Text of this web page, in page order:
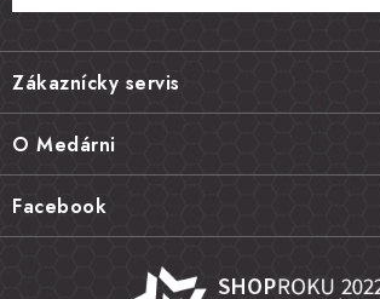
Z
á
p
ä
e
Zákaznícky servis
Vrátenie tovaru, výmena a reklamácie
Najčastejšie otázky FAQ
Hodnotenie obchodu
O Medárni
Náš príbeh
Kamenná predajňa
Facebook